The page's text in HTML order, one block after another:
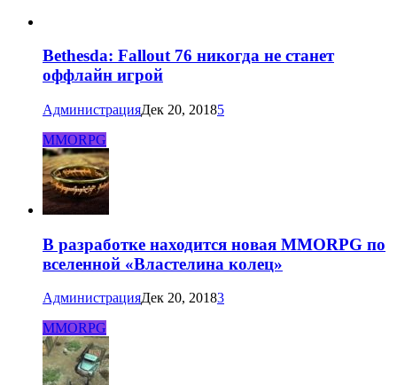
Bethesda: Fallout 76 никогда не станет
оффлайн игрой
АдминистрацияДек 20, 20185
MMORPG
В разработке находится новая MMORPG по
вселенной «Властелина колец»
АдминистрацияДек 20, 20183
MMORPG